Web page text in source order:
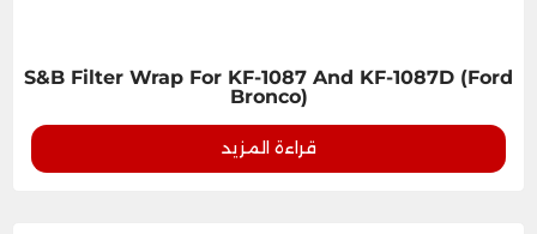
S&B Filter Wrap For KF-1087 And KF-1087D (Ford
Bronco)
قراءة المزيد